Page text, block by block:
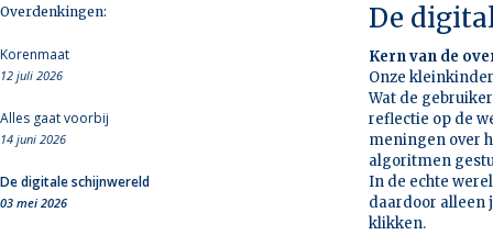
Overdenkingen:
Korenmaat
12 juli 2026
Alles gaat voorbij
14 juni 2026
De digitale schijnwereld
03 mei 2026
De
Kern van de
Onze
Wat de
reflectie op de
meningen over
algoritmen
In de echte
daardoor alleen
klikken.